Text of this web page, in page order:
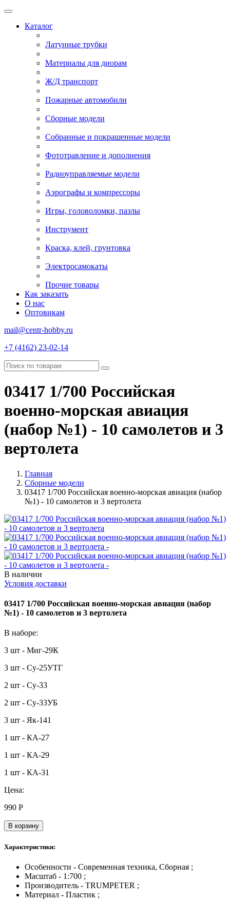
Каталог
Латунные трубки
Материалы для диорам
Ж/Д транспорт
Пожарные автомобили
Сборные модели
Собранные и покрашенные модели
Фототравление и дополнения
Радиоуправляемые модели
Аэрографы и компрессоры
Игры, головоломки, пазлы
Инструмент
Краска, клей, грунтовка
Электросамокаты
Прочие товары
Как заказать
О нас
Оптовикам
mail@centr-hobby.ru
+7 (4162) 23-02-14
03417 1/700 Российская
военно-морская авиация
(набор №1) - 10 самолетов и 3
вертолета
Главная
Сборные модели
03417 1/700 Российская военно-морская авиация (набор
№1) - 10 самолетов и 3 вертолета
В наличии
Условия доставки
03417 1/700 Российская военно-морская авиация (набор
№1) - 10 самолетов и 3 вертолета
В наборе:
3 шт - Миг-29К
3 шт - Су-25УТГ
2 шт - Су-33
2 шт - Су-33УБ
3 шт - Як-141
1 шт - КА-27
1 шт - КА-29
1 шт - КА-31
Цена:
990 Р
В корзину
Характеристики:
Особенности - Современная техника, Сборная ;
Масштаб - 1:700 ;
Производитель - TRUMPETER ;
Материал - Пластик ;